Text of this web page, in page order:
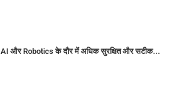
AI और Robotics के दौर में अधिक सुरक्षित और सटीक...